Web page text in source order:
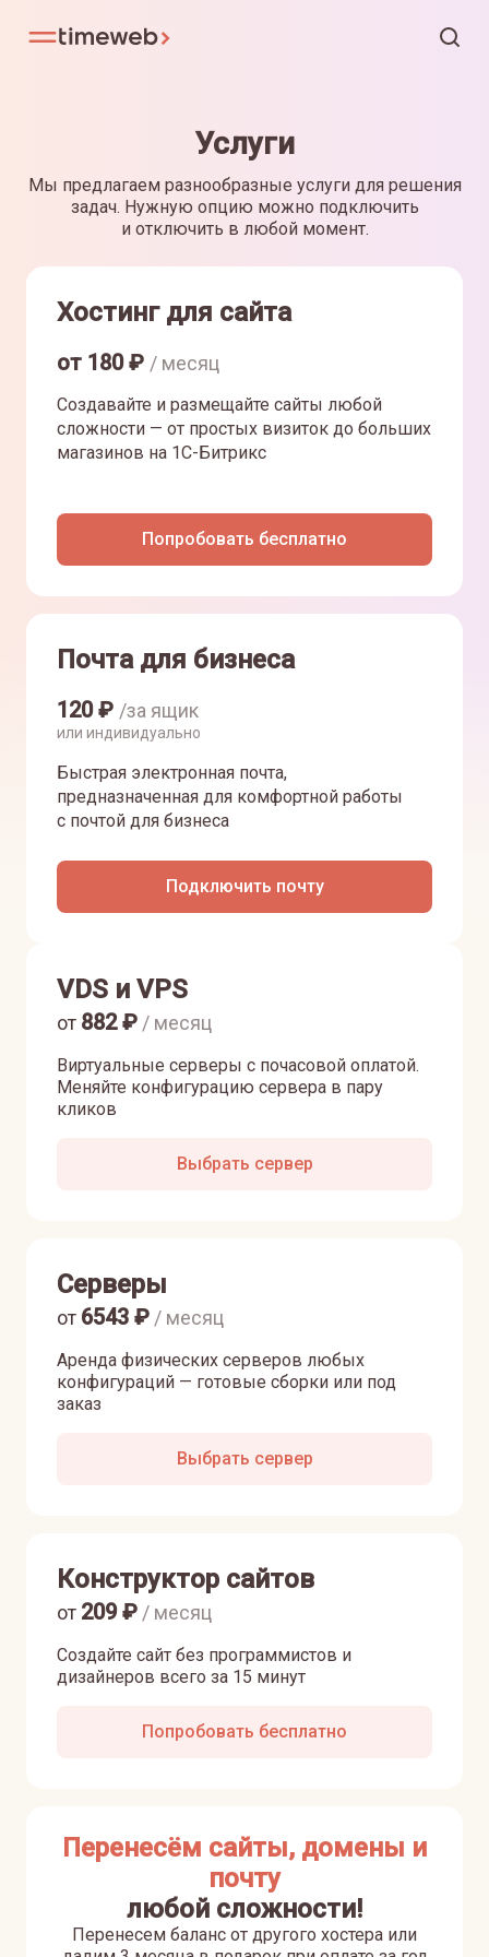
Услуги
Мы предлагаем разнообразные услуги для решения
задач. Нужную опцию можно подключить
и отключить в любой момент.
Хостинг для сайта
от 180₽ / месяц
Создавайте и размещайте сайты любой
сложности — от простых визиток до больших
магазинов на 1С-Битрикс
Попробовать бесплатно
Почта для бизнеса
120₽ /за ящик
или индивидуально
Быстрая электронная почта,
предназначенная для комфортной работы
с почтой для бизнеса
Подключить почту
VDS и VPS
Виртуальные серверы с почасовой оплатой.
Меняйте конфигурацию сервера в пару
кликов
от 882₽ / месяц
Выбрать сервер
Серверы
Аренда физических серверов любых
конфигураций — готовые сборки или под
заказ
от 6543 ₽ / месяц
Выбрать сервер
Конструктор сайтов
Создайте сайт без программистов и
дизайнеров всего за 15 минут
от 209₽ / месяц
Попробовать бесплатно
Перенесём сайты, домены и
почту
любой сложности!
Перенесем баланс от другого хостера или